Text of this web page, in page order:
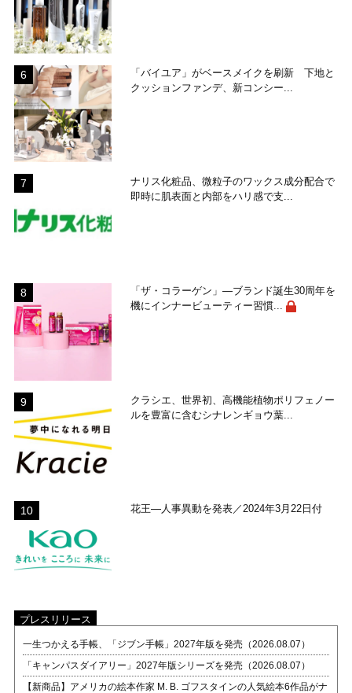
「バイユア」がベースメイクを刷新 下地と
クッションファンデ、新コンシー...
ナリス化粧品、微粒子のワックス成分配合で
即時に肌表面と内部をハリ感で支...
「ザ・コラーゲン」―ブランド誕生30周年を
機にインナービューティー習慣...
クラシエ、世界初、高機能植物ポリフェノー
ルを豊富に含むシナレンギョウ葉...
花王―人事異動を発表／2024年3月22日付
プレスリリース
一生つかえる手帳、「ジブン手帳」2027年版を発売（2026.08.07）
「キャンパスダイアリー」2027年版シリーズを発売（2026.08.07）
【新商品】アメリカの絵本作家 M. B. ゴフスタインの人気絵本6作品がナ